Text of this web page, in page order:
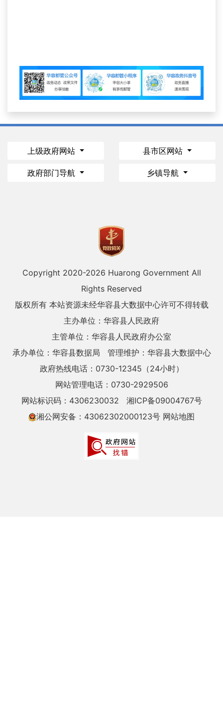
上级政府网站 县市区网站
政府部门导航 乡镇导航
Copyright 2020-2026 Huarong Government All
Rights Reserved
版权所有 本站资源未经华容县大数据中心许可不得转载
主办单位：华容县人民政府
主管单位：华容县人民政府办公室
承办单位：华容县数据局
管理维护：华容县大数据中心
政府热线电话：0730-12345（24小时）
网站管理电话：0730-2929506
网站标识码：4306230032
湘ICP备09004767号
湘公网安备：43062302000123号 网站地图